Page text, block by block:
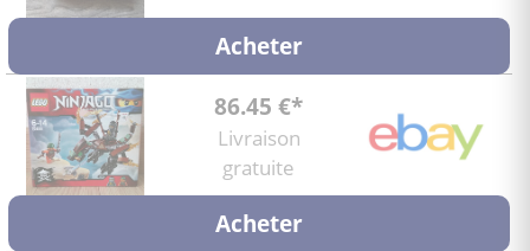
Acheter
86.45 €*
Livraison
gratuite
Acheter